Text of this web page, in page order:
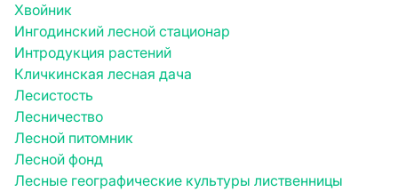
Хвойник
Ингодинский лесной стационар
Интродукция растений
Кличкинская лесная дача
Лесистость
Лесничество
Лесной питомник
Лесной фонд
Лесные географические культуры лиственницы